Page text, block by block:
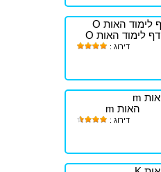
דף לימוד האות O
דירוג :
האות m
דירוג :